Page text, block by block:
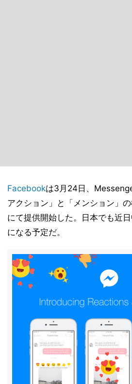
Facebookは3月24日、
アクション」と「メンション」
にて提供開始した。日本でも近
になる予定だ。